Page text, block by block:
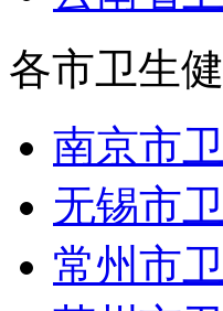
各市卫生
南京市
无锡市
常州市